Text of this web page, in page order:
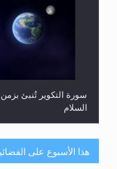
سورة التكوير تُنبئ
السلام
هذا الأسبوع على